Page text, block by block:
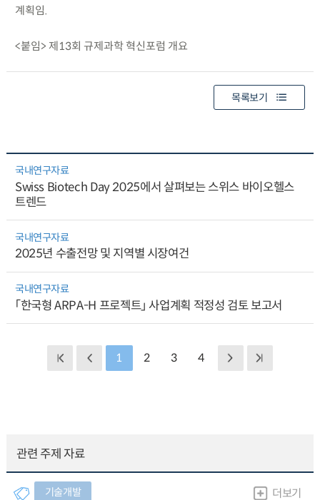
계획임.
<붙임> 제13회 규제과학 혁신포럼 개요
목록보기
국내연구자료
Swiss Biotech Day 2025에서 살펴보는 스위스 바이오헬스
트렌드
국내연구자료
2025년 수출전망 및 지역별 시장여건
국내연구자료
「한국형 ARPA-H 프로젝트」 사업계획 적정성 검토 보고서
1 2 3 4
관련 주제 자료
기술개발 더보기